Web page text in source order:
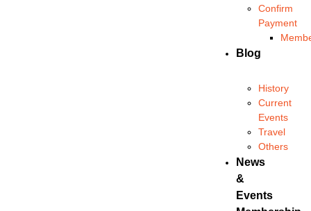
Confirm
Payment
Blog
History
Current
Events
Travel
Others
News
&
Events